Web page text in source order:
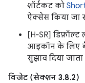
शॉर्टकट को
ऐक्सेस किया जा
[H-SR]
आइकॉन के लिए
सुझाव दिया जाता
विजेट (सेक्शन 3.8.2)